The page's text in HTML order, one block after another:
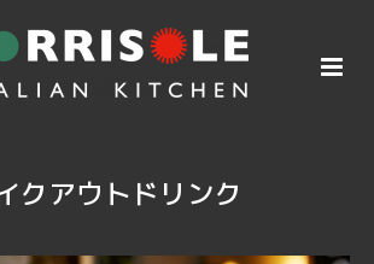
クアウトドリンク